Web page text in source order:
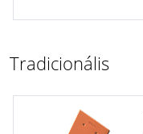
Tradicionális